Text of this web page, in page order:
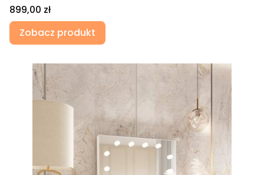
Cena
899,00 zł
Zobacz produkt